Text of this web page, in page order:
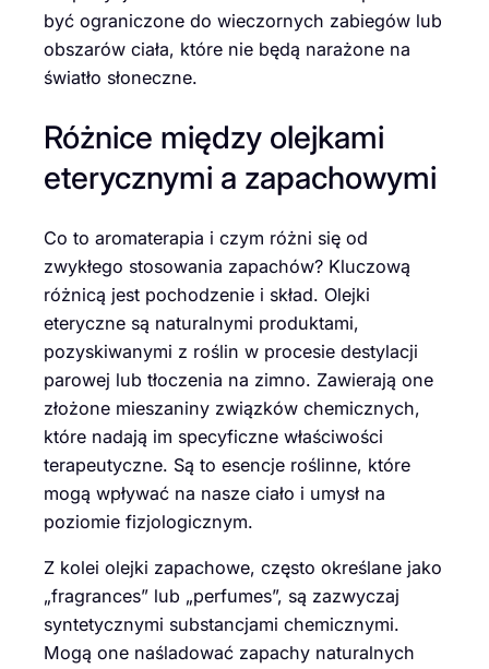
być ograniczone do wieczornych zabiegów lub
obszarów ciała, które nie będą narażone na
światło słoneczne.
Różnice między olejkami
eterycznymi a zapachowymi
Co to aromaterapia i czym różni się od
zwykłego stosowania zapachów? Kluczową
różnicą jest pochodzenie i skład. Olejki
eteryczne są naturalnymi produktami,
pozyskiwanymi z roślin w procesie destylacji
parowej lub tłoczenia na zimno. Zawierają one
złożone mieszaniny związków chemicznych,
które nadają im specyficzne właściwości
terapeutyczne. Są to esencje roślinne, które
mogą wpływać na nasze ciało i umysł na
poziomie fizjologicznym.
Z kolei olejki zapachowe, często określane jako
„fragrances” lub „perfumes”, są zazwyczaj
syntetycznymi substancjami chemicznymi.
Mogą one naśladować zapachy naturalnych